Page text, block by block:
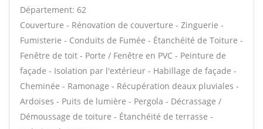
Département: 62
Couverture - Rénovation de couverture - Zinguerie -
Fumisterie - Conduits de Fumée - Étanchéité de Toiture -
Fenêtre de toit - Porte / Fenêtre en PVC - Peinture de
façade - Isolation par l'extérieur - Habillage de façade -
Cheminée - Ramonage - Récupération deaux pluviales -
Ardoises - Puits de lumière - Pergola - Décrassage /
Démoussage de toiture - Étanchéité de terrasse -